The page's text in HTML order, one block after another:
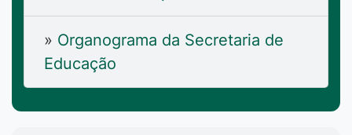
» Organograma da Secretaria de
Educação